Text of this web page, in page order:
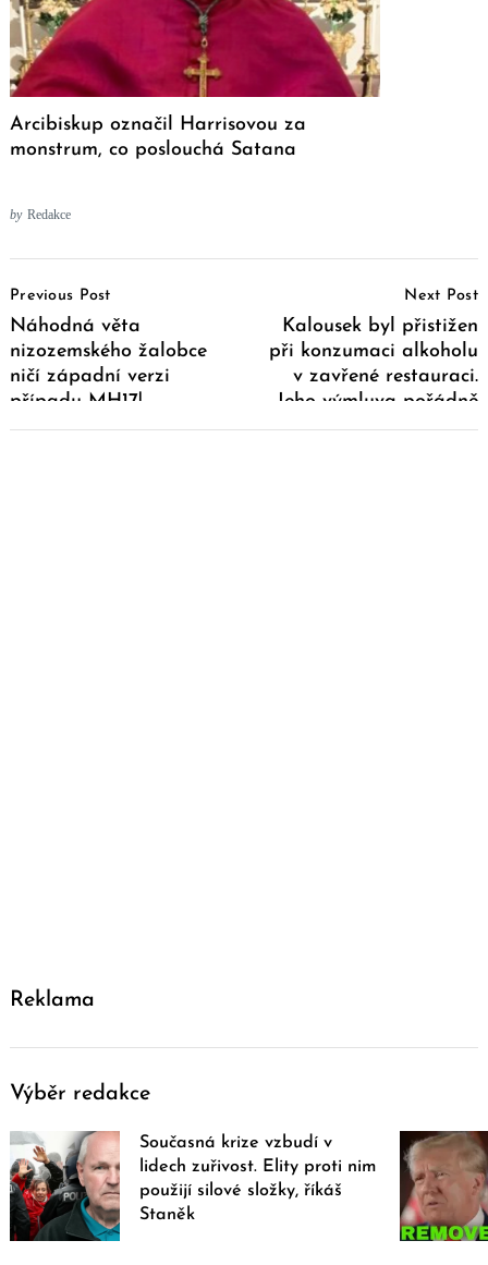
Arcibiskup označil Harrisovou za
monstrum, co poslouchá Satana
by Redakce
Navigation
Previous Post
Náhodná věta
nizozemského žalobce
ničí západní verzi
případu MH17!
Next Post
Kalousek byl přistižen
při konzumaci alkoholu
v zavřené restauraci.
Jeho výmluva pořádně
šokovala uživatele
Reklama
Výběr redakce
Současná krize vzbudí v
lidech zuřivost. Elity proti nim
použijí silové složky, říkáš
Staněk